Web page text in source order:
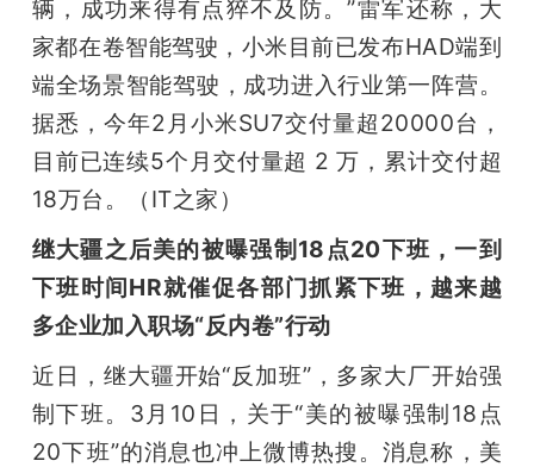
辆，成功来得有点猝不及防。”雷军还称，大
家都在卷智能驾驶，小米目前已发布HAD端到
端全场景智能驾驶，成功进入行业第一阵营。
据悉，今年2月小米SU7交付量超20000台，
目前已连续5个月交付量超 2 万，累计交付超
18万台。（IT之家）
继大疆之后美的被曝强制18点20下班，一到
下班时间HR就催促各部门抓紧下班，越来越
多企业加入职场“反内卷”行动
近日，继大疆开始“反加班”，多家大厂开始强
制下班。3月10日，关于“美的被曝强制18点
20下班”的消息也冲上微博热搜。消息称，美